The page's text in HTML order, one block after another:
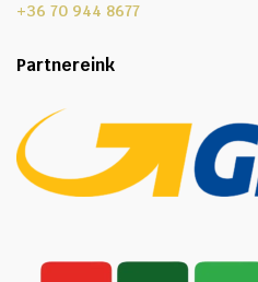
+36 70 944 8677
Partnereink